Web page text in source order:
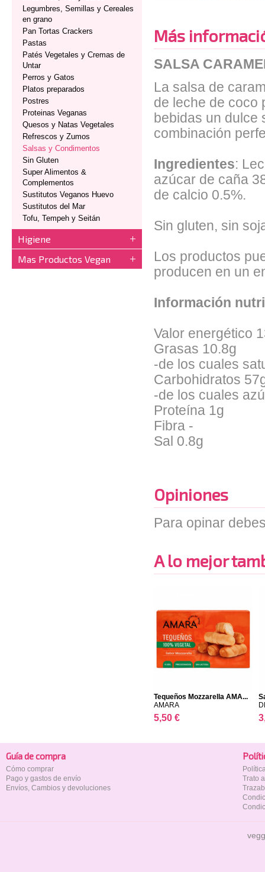
Legumbres, Semillas y Cereales
en grano
Pan Tortas Crackers
Pastas
Patés Vegetales y Cremas de
Untar
Perros y Gatos
Platos preparados
Postres
Proteinas Veganas
Quesos y Natas Vegetales
Refrescos y Zumos
Salsas y Condimentos
Sin Gluten
Super Alimentos &
Complementos
Sustitutos Veganos Huevo
Sustitutos del Mar
Tofu, Tempeh y Seitán
Higiene
Mas Productos Vegan
Más
SALSA
La salsa de
de leche de coco
bebidas un dulce
combinación
Ingredientes:
azúcar de caña
de calcio 0.5%.
Sin gluten, sin
Los productos
producen en un
Información
Valor energético
Grasas 10.8g
-de los cuales
Carbohidratos
-de los cuales
Proteína 1g
Fibra -
Sal 0.8g
Opiniones
Para opinar
A lo mejor
Tequeños Mozzarella AMA...
AMARA
5,50 €
Guía de compra
Cómo comprar
Pago y gastos de envío
Envíos, Cambios y devoluciones
Trato